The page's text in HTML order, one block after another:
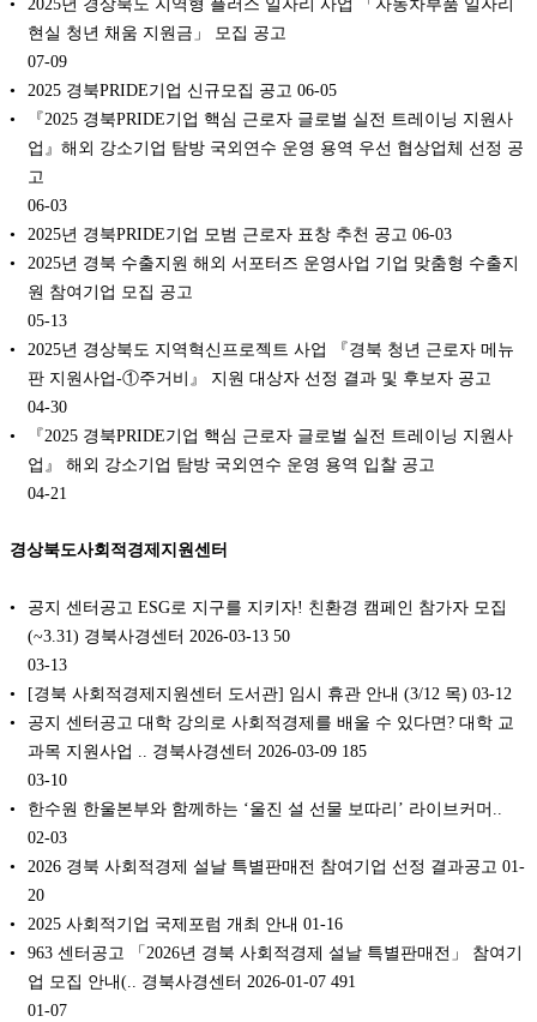
현실 청년 채움 지원금」 모집 공고
07-09
2025 경북PRIDE기업 신규모집 공고 06-05
『2025 경북PRIDE기업 핵심 근로자 글로벌 실전 트레이닝 지원사
업』해외 강소기업 탐방 국외연수 운영 용역 우선 협상업체 선정 공
고
06-03
2025년 경북PRIDE기업 모범 근로자 표창 추천 공고 06-03
2025년 경북 수출지원 해외 서포터즈 운영사업 기업 맞춤형 수출지
원 참여기업 모집 공고
05-13
2025년 경상북도 지역혁신프로젝트 사업 『경북 청년 근로자 메뉴
판 지원사업-①주거비』 지원 대상자 선정 결과 및 후보자 공고
04-30
『2025 경북PRIDE기업 핵심 근로자 글로벌 실전 트레이닝 지원사
업』 해외 강소기업 탐방 국외연수 운영 용역 입찰 공고
04-21
경상북도사회적경제지원센터
공지 센터공고 ESG로 지구를 지키자! 친환경 캠페인 참가자 모집
(~3.31) 경북사경센터 2026-03-13 50
03-13
[경북 사회적경제지원센터 도서관] 임시 휴관 안내 (3/12 목) 03-12
공지 센터공고 대학 강의로 사회적경제를 배울 수 있다면? 대학 교
과목 지원사업 .. 경북사경센터 2026-03-09 185
03-10
한수원 한울본부와 함께하는 ‘울진 설 선물 보따리’ 라이브커머..
02-03
2026 경북 사회적경제 설날 특별판매전 참여기업 선정 결과공고 01-
20
2025 사회적기업 국제포럼 개최 안내 01-16
963 센터공고 「2026년 경북 사회적경제 설날 특별판매전」 참여기
업 모집 안내(.. 경북사경센터 2026-01-07 491
01-07